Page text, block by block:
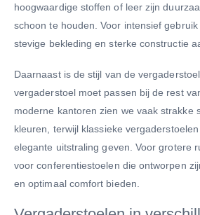
hoogwaardige stoffen of leer zijn
schoon te houden. Voor intensief
stevige bekleding en sterke constructie
Daarnaast is de stijl van de
vergaderstoel moet passen bij de rest
moderne kantoren zien we vaak strakke
kleuren, terwijl klassieke
elegante uitstraling geven. Voor grotere
voor conferentiestoelen die ontworpen
en optimaal comfort bieden.